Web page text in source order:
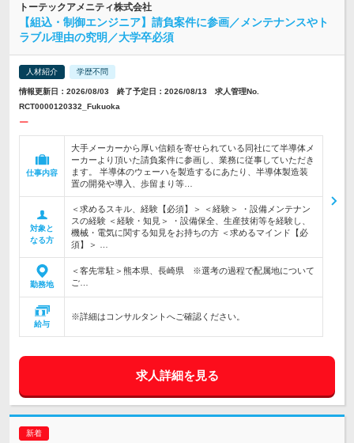
トーテックアメニティ株式会社
【組込・制御エンジニア】請負案件に参画／メンテナンスやト
ラブル理由の究明／大学卒必須
人材紹介 学歴不問
情報更新日：2026/08/03 終了予定日：2026/08/13 求人管理No.
RCT0000120332_Fukuoka
ー
仕事内容
大手メーカーから厚い信頼を寄せられている同社にて半導体メ
ーカーより頂いた請負案件に参画し、業務に従事していただき
ます。 半導体のウェーハを製造するにあたり、半導体製造装
置の開発や導入、歩留まり等…
対象と
なる方
＜求めるスキル、経験【必須】＞ ＜経験＞ ・設備メンテナン
スの経験 ＜経験・知見＞ ・設備保全、生産技術等を経験し、
機械・電気に関する知見をお持ちの方 ＜求めるマインド【必
須】＞ …
勤務地
＜客先常駐＞熊本県、長崎県 ※選考の過程で配属地について
ご…
給与
※詳細はコンサルタントへご確認ください。
求人詳細を見る